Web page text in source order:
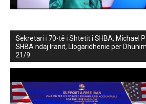
Sekretari i 70-të i Shtetit i SHBA, Michael
SHBA ndaj Iranit, Llogaridhënie për
21/9